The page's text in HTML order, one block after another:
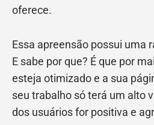
oferece.
Essa apreensão possui uma
E sabe por que? É que por
esteja otimizado e a sua
seu trabalho só terá um alto
dos usuários for positiva e